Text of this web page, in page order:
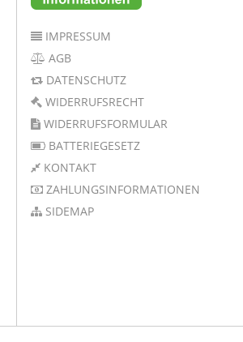
IMPRESSUM
AGB
DATENSCHUTZ
WIDERRUFSRECHT
WIDERRUFSFORMULAR
BATTERIEGESETZ
KONTAKT
ZAHLUNGSINFORMATIONEN
SIDEMAP